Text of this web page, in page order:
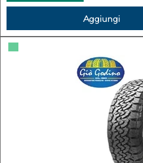
Aggiungi
▀